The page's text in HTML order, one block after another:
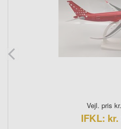
Vejl. pris
IFKL: kr.